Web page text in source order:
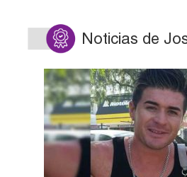
Noticias de